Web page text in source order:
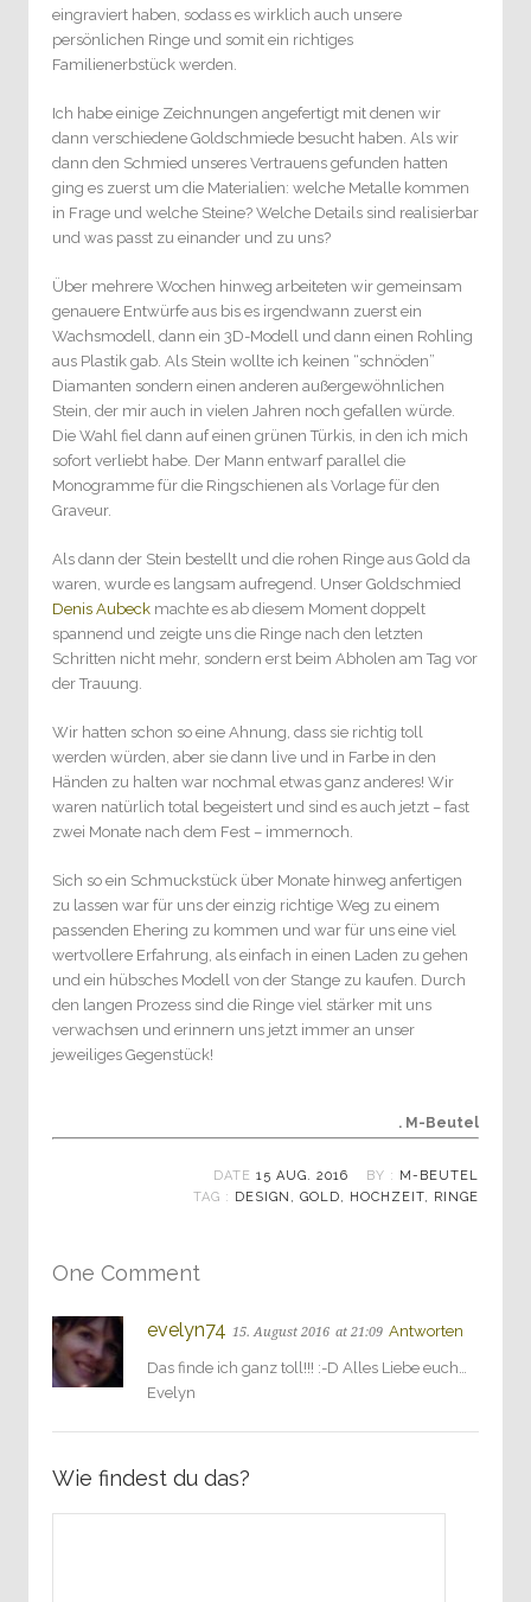
eingraviert haben, sodass es wirklich auch unsere
persönlichen Ringe und somit ein richtiges
Familienerbstück werden.
Ich habe einige Zeichnungen angefertigt mit denen wir
dann verschiedene Goldschmiede besucht haben. Als wir
dann den Schmied unseres Vertrauens gefunden hatten
ging es zuerst um die Materialien: welche Metalle kommen
in Frage und welche Steine? Welche Details sind realisierbar
und was passt zu einander und zu uns?
Über mehrere Wochen hinweg arbeiteten wir gemeinsam
genauere Entwürfe aus bis es irgendwann zuerst ein
Wachsmodell, dann ein 3D-Modell und dann einen Rohling
aus Plastik gab. Als Stein wollte ich keinen “schnöden”
Diamanten sondern einen anderen außergewöhnlichen
Stein, der mir auch in vielen Jahren noch gefallen würde.
Die Wahl fiel dann auf einen grünen Türkis, in den ich mich
sofort verliebt habe. Der Mann entwarf parallel die
Monogramme für die Ringschienen als Vorlage für den
Graveur.
Als dann der Stein bestellt und die rohen Ringe aus Gold da
waren, wurde es langsam aufregend. Unser Goldschmied
Denis Aubeck machte es ab diesem Moment doppelt
spannend und zeigte uns die Ringe nach den letzten
Schritten nicht mehr, sondern erst beim Abholen am Tag vor
der Trauung.
Wir hatten schon so eine Ahnung, dass sie richtig toll
werden würden, aber sie dann live und in Farbe in den
Händen zu halten war nochmal etwas ganz anderes! Wir
waren natürlich total begeistert und sind es auch jetzt – fast
zwei Monate nach dem Fest – immernoch.
Sich so ein Schmuckstück über Monate hinweg anfertigen
zu lassen war für uns der einzig richtige Weg zu einem
passenden Ehering zu kommen und war für uns eine viel
wertvollere Erfahrung, als einfach in einen Laden zu gehen
und ein hübsches Modell von der Stange zu kaufen. Durch
den langen Prozess sind die Ringe viel stärker mit uns
verwachsen und erinnern uns jetzt immer an unser
jeweiliges Gegenstück!
. M-Beutel
DATE 15 AUG. 2016 BY : M-BEUTEL
TAG : DESIGN GOLD HOCHZEIT RINGE
One Comment
evelyn74 15. August 2016 at 21:09 Antworten
Das finde ich ganz toll!!! :-D Alles Liebe euch…
Evelyn
Wie findest du das?